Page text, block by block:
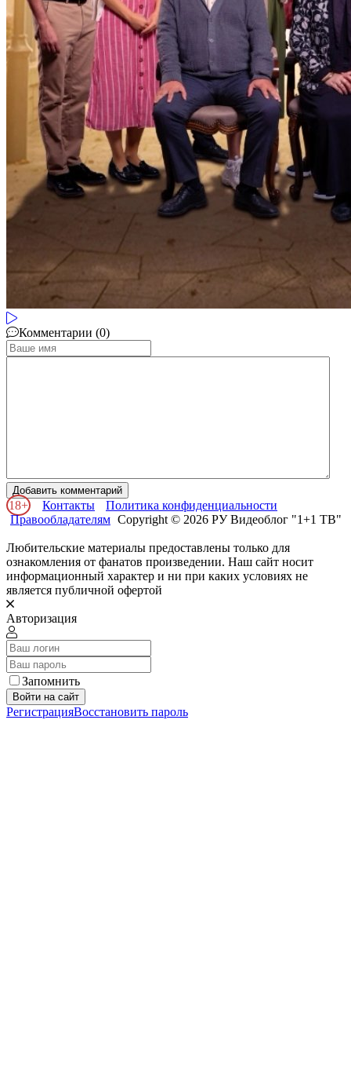
Комментарии (0)
Добавить комментарий
18+ Контакты
Политика конфиденциальности
Правообладателям Copyright © 2026 РУ Видеоблог "1+1 ТВ"
Любительские материалы предоставлены только для
ознакомления от фанатов произведении. Наш сайт носит
информационный характер и ни при каких условиях не
является публичной офертой
Авторизация
Запомнить
Войти на сайт
РегистрацияВосстановить пароль